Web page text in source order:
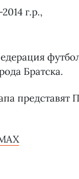
г.р.,
Братска.
представят